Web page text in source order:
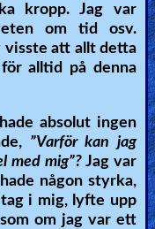
kropp. Jag var
om tid osv.
visste att allt detta
alltid på denna
absolut ingen
”Varför kan jag
med mig”? Jag var
någon styrka,
tag i mig, lyfte upp
om jag var ett